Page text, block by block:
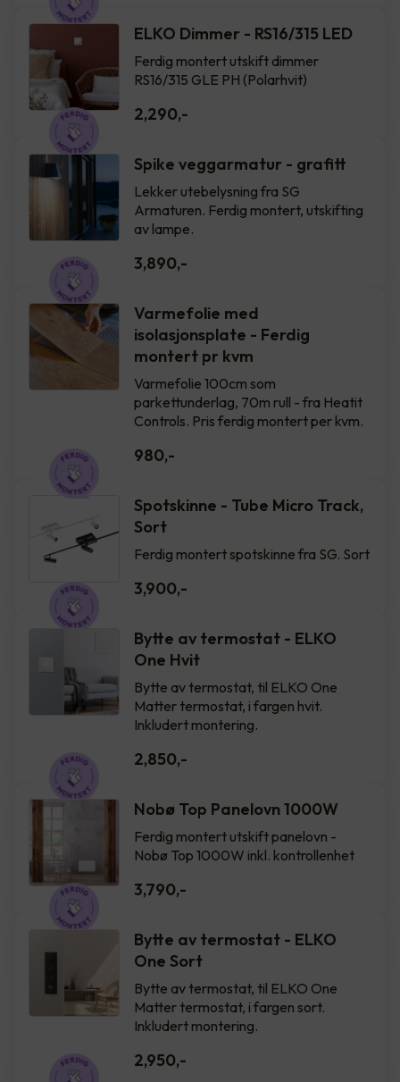
ELKO Dimmer - RS16/315 LED
Ferdig montert utskift dimmer
RS16/315 GLE PH (Polarhvit)
2,290,-
Spike veggarmatur - grafitt
Lekker utebelysning fra SG
Armaturen. Ferdig montert, utskifting
av lampe.
3,890,-
Varmefolie med
isolasjonsplate - Ferdig
montert pr kvm
Varmefolie 100cm som
parkettunderlag, 70m rull - fra Heatit
Controls. Pris ferdig montert per kvm.
980,-
Spotskinne - Tube Micro Track,
Sort
Ferdig montert spotskinne fra SG. Sort
3,900,-
Bytte av termostat - ELKO
One Hvit
Bytte av termostat, til ELKO One
Matter termostat, i fargen hvit.
Inkludert montering.
2,850,-
Nobø Top Panelovn 1000W
Ferdig montert utskift panelovn -
Nobø Top 1000W inkl. kontrollenhet
3,790,-
Bytte av termostat - ELKO
One Sort
Bytte av termostat, til ELKO One
Matter termostat, i fargen sort.
Inkludert montering.
2,950,-